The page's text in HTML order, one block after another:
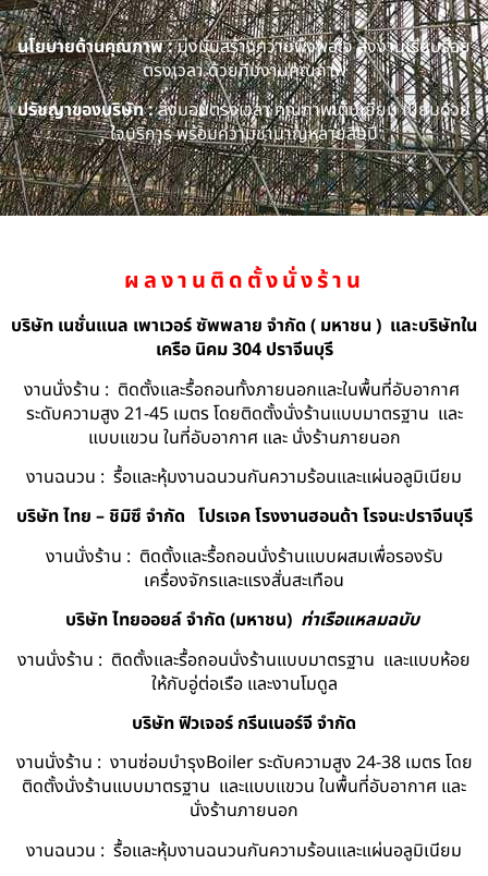
นโยบายด้านคุณภาพ :มุ่งมั่นสร้างความพึงพอใจ ส่งงานเรียบร้อย
ตรงเวลา ด้วยทีมงานคุณภาพ
ปรัชญาของบริษัท :ส่งมอบตรงเวลา คุณภาพเต็มเยี่ยม เปี่ยมด้วย
ใจบริการ พร้อมความชำนาญหลายสิบปี
ผลงานติดตั้งนั่งร้าน
บริษัท เนชั่นแนล เพาเวอร์ ซัพพลาย จำกัด ( มหาชน ) และบริษัทใน
เครือ นิคม 304 ปราจีนบุรี
งานนั่งร้าน : ติดตั้งและรื้อถอนทั้งภายนอกและในพื้นที่อับอากาศ
ระดับความสูง 21-45 เมตร โดยติดตั้งนั่งร้านแบบมาตรฐาน และ
แบบแขวน ในที่อับอากาศ และ นั่งร้านภายนอก
งานฉนวน : รื้อและหุ้มงานฉนวนกันความร้อนและแผ่นอลูมิเนียม
บริษัท ไทย – ชิมิซึ จำกัด โปรเจค โรงงานฮอนด้า โรจนะปราจีนบุรี
งานนั่งร้าน : ติดตั้งและรื้อถอนนั่งร้านแบบผสมเพื่อรองรับ
เครื่องจักรและแรงสั่นสะเทือน
บริษัท ไทยออยล์ จํากัด (มหาชน) ท่าเรือแหลมฉบับ
งานนั่งร้าน : ติดตั้งและรื้อถอนนั่งร้านแบบมาตรฐาน และแบบห้อย
ให้กับอู่ต่อเรือ และงานโมดูล
บริษัท ฟิวเจอร์ กรีนเนอร์จี จำกัด
งานนั่งร้าน : งานซ่อมบำรุงBoiler ระดับความสูง 24-38 เมตร โดย
ติดตั้งนั่งร้านแบบมาตรฐาน และแบบแขวน ในพื้นที่อับอากาศ และ
นั่งร้านภายนอก
งานฉนวน : รื้อและหุ้มงานฉนวนกันความร้อนและแผ่นอลูมิเนียม